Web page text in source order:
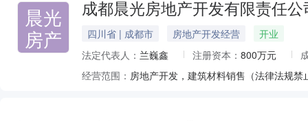
晨光
房产
成都晨光房地产开发有限责任公
四川省 | 成都市 房地产开发经营
开业
法定代表人： 兰巍鑫 注册资本： 800万元
经营范围： 房地产开发，建筑材料销售（法律法规